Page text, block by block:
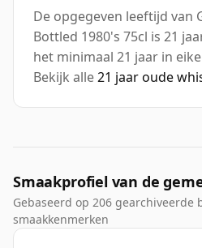
De opgegeven leeftijd van
Bottled 1980's 75cl is 21
het minimaal 21 jaar in
Bekijk alle21 jaar oude
Smaakprofiel van de
Gebaseerd op 206 gearchiveerde
smaakkenmerken